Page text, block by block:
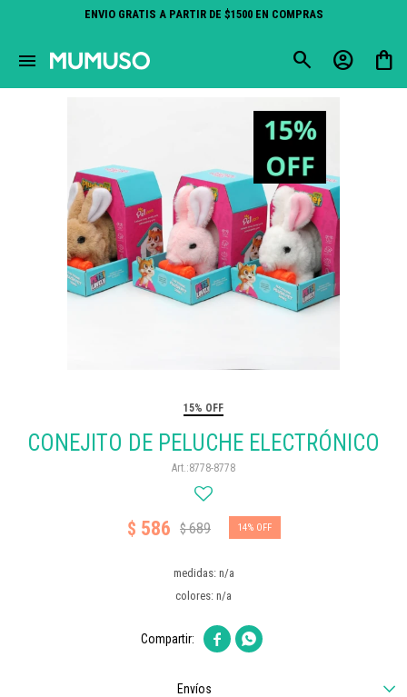
ENVIO GRATIS A PARTIR DE $1500 EN COMPRAS
menu
15% OFF
CONEJITO DE PELUCHE ELECTRÓNICO
8778-8778
$ 586 $689 14
medidas: n/a
colores: n/a
 
Envíos
close